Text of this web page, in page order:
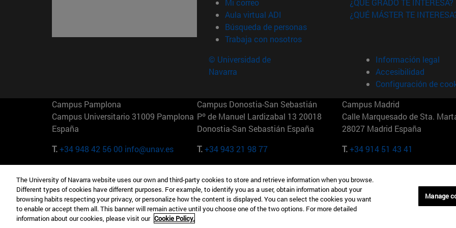
Mi correo
Aula virtual ADI (abre en nueva ventana)
Búsqueda de personas(abre en nueva ventana)
Trabaja con nosotros(abre en nueva ventana)
¿QUÉ GRADO TE INTERESA?
¿QUÉ MÁSTER TE
© Universidad de
Navarra
Información legal
Accesibilidad
Configuración de
Campus Pamplona
Campus Universitario 31009 Pamplona
España
T.+34 948 42 56 00 info@unav.es
Campus Donostia-San Sebastián
Pº de Manuel Lardizabal 13 20018
Donostia-San Sebastián España
T.+34 943 21 98 77
Campus Madrid
Calle Marquesado de Sta.
28027 Madrid España
T.+34 914 51 43 41
Camino del Cerro Águila 3 28023
Madrid España
T.+34 912 11 30 00
165 W 57th St 10019-2201 Nueva York
EE.UU
T.+1 646 346 8850
Maria-Theresia-Straße 15
Múnich Alemania
T.+49 89 24209790
The University of Navarra website uses our own and third-party cookies to store and retrieve information when you browse.
Different types of cookies have different purposes. For example, to identify you as a user, obtain information about your
browsing habits respecting your privacy, or personalize how the content is displayed. You can select the cookies you want
to enable or accept them all. This banner will remain active until you choose one of the two options. For more detailed
information about our cookies, please visit our Cookie Policy.
Manage